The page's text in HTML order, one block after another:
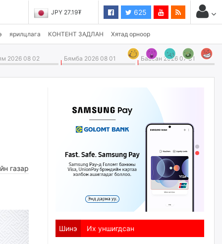
JPY 27.19₮ CHF 3,824.26₮
625
ярилцлага КОНТЕНТ ЗАДЛАН Хятад орноор
2026 08 02 Бямба 2026 08 01 Баасан 2026 07 31
газар
Шинэ Их уншигдсан